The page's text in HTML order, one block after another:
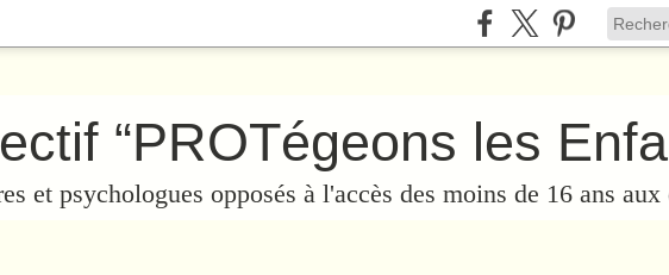
et psychologues opposés à l'accès des moins de 16 ans aux